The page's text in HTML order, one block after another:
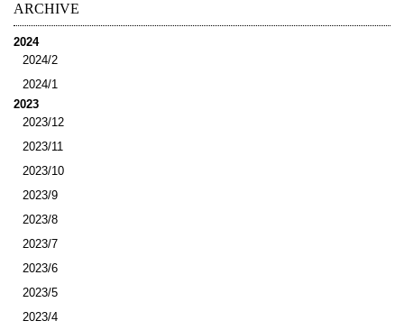
ARCHIVE
2024
2024/2
2024/1
2023
2023/12
2023/11
2023/10
2023/9
2023/8
2023/7
2023/6
2023/5
2023/4